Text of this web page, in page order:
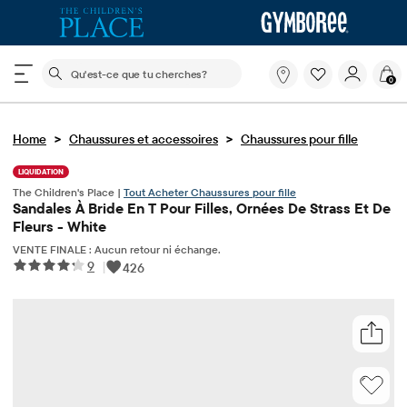
Le champ de recherche ci-dessous filtre les
Qu'est-
que
cherches?
0
Home > Chaussures et accessoires > Chaussures pour fille
LIQUIDATION
The Children's Place | Tout Acheter Chaussures pour fille
Sandales À Bride En T Pour Filles, Ornées De Strass Et De
Fleurs - White
VENTE FINALE : Aucun retour ni échange.
9 | 426